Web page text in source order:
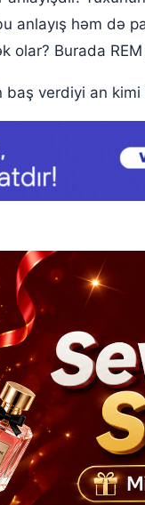
anlayış həm də
olar? Burada
verdiyi an